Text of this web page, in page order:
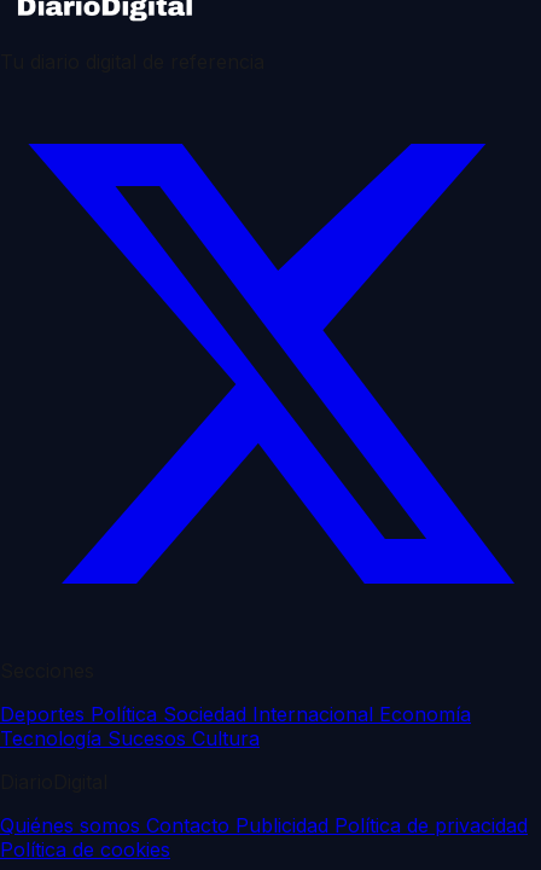
Deportes Política Sociedad Internacional Economía
Tecnología Sucesos Cultura
Quiénes somos Contacto Publicidad Política de privacidad
Política de cookies